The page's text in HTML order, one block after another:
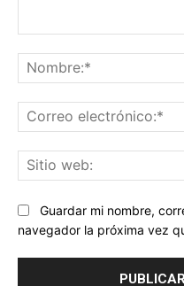
Guardar mi nombre,
navegador la próxima vez